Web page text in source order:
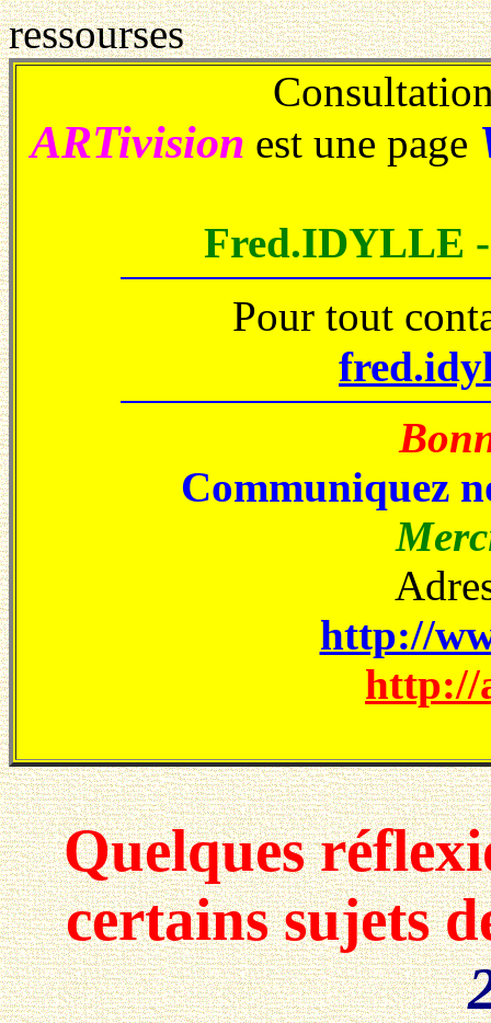
ressourses
ARTivision est une page
Fred.IDYLLE
Pour tout
Communiquez
http://
http://
Quelques
certains sujets